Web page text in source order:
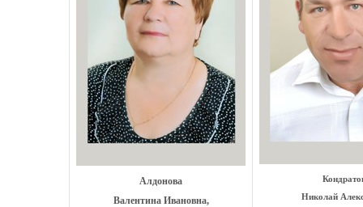
Алдонова
Валентина Ивановна,
Николай